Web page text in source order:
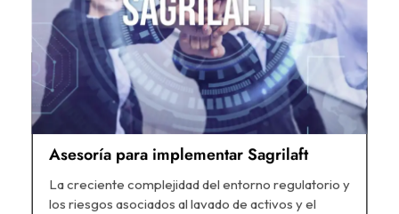
Asesoría para implementar Sagrilaft
La creciente complejidad del entorno regulatorio y
los riesgos asociados al lavado de activos y el